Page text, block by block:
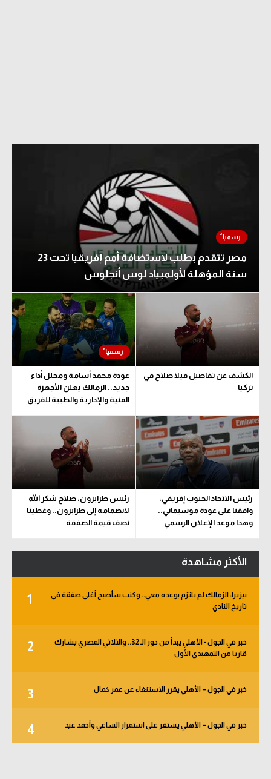
مصر تتقدم بطلب لاستضافة أمم إفريقيا تحت 23
سنة المؤهلة لأولمبياد لوس أنجلوس
الكشف عن تفاصيل فيلا صلاح في
تركيا
عودة محمد أسامة ومحلل أداء
جديد.. الزمالك يعلن الأجهزة
الفنية والإدارية والطبية للفريق
رئيس الاتحاد الجنوب إفريقي:
وافقنا على عودة موسيماني..
وهذا موعد الإعلان الرسمي
رئيس طرابزون: صلاح شكر الله
لانضمامه إلى طرابزون.. وغطينا
نصف قيمة الصفقة
الأكثر مشاهدة
1
بيزيرا: الزمالك لم يلتزم بوعده معي.. وكنت سأصبح أغلى صفقة في
تاريخ النادي
2
خبر في الجول - الأهلي يبدأ من دور الـ 32.. والثلاثي المصري يشارك
قاريا من التمهيدي الأول
3 خبر في الجول – الأهلي يقرر الاستنغاء عن عمر كمال
4 خبر في الجول – الأهلي يستقر على استمرار الساعي وأحمد عيد